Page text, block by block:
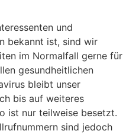
und
bekannt ist, sind wir
im Normalfall gerne für
gesundheitlichen
bleibt unser
bis auf weiteres
ist nur teilweise besetzt.
sind jedoch